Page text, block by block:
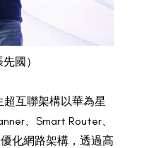
國）
超互聯架構以華為星
、Smart Router、
化網路架構，透過高